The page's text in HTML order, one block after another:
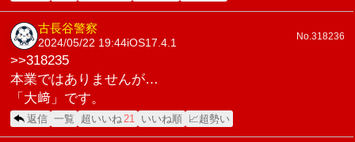
古長谷警察
2024/05/22 19:44iOS17.4.1
No.318236
>>318235
本業ではありませんが…
「大﨑」です。
返信 一覧 超いいね21 いいね順 📈超勢い